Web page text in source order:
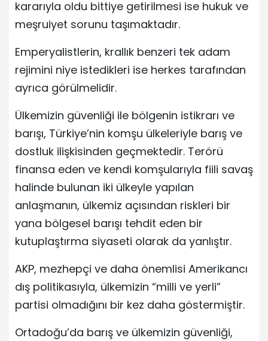
kararıyla oldu bittiye getirilmesi ise hukuk ve
meşruiyet sorunu taşımaktadır.
Emperyalistlerin, krallık benzeri tek adam
rejimini niye istedikleri ise herkes tarafından
ayrıca görülmelidir.
Ülkemizin güvenliği ile bölgenin istikrarı ve
barışı, Türkiye’nin komşu ülkeleriyle barış ve
dostluk ilişkisinden geçmektedir. Terörü
finansa eden ve kendi komşularıyla fiili savaş
halinde bulunan iki ülkeyle yapılan
anlaşmanın, ülkemiz açısından riskleri bir
yana bölgesel barışı tehdit eden bir
kutuplaştırma siyaseti olarak da yanlıştır.
AKP, mezhepçi ve daha önemlisi Amerikancı
dış politikasıyla, ülkemizin “milli ve yerli”
partisi olmadığını bir kez daha göstermiştir.
Ortadoğu’da barış ve ülkemizin güvenliği,